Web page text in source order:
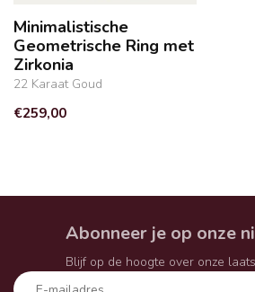
Minimalistische
Geometrische Ring met
Zirkonia
22 Karaat Goud
€259,00
Abonneer je op onze
Blijf op de hoogte over onze